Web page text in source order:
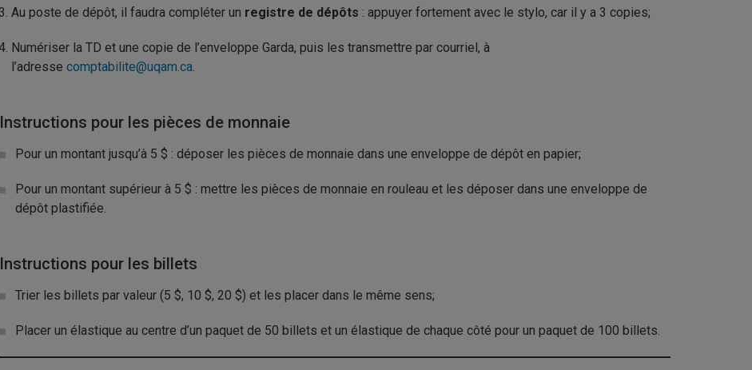
Au poste de dépôt, il faudra compléter un registre de dépôts : appuyer fortement avec le stylo, car il y a 3 copies;
Numériser la TD et une copie de l’enveloppe Garda, puis les transmettre par courriel, à
l’adresse comptabilite@uqam.ca.
Instructions pour les pièces de monnaie
Pour un montant jusqu’à 5 $ : déposer les pièces de monnaie dans une enveloppe de dépôt en papier;
Pour un montant supérieur à 5 $ : mettre les pièces de monnaie en rouleau et les déposer dans une enveloppe de
dépôt plastifiée.
Instructions pour les billets
Trier les billets par valeur (5 $, 10 $, 20 $) et les placer dans le même sens;
Placer un élastique au centre d’un paquet de 50 billets et un élastique de chaque côté pour un paquet de 100 billets.